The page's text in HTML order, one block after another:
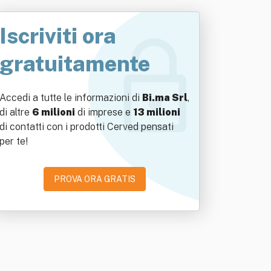
Iscriviti ora
gratuitamente
Accedi a tutte le informazioni di Bi.ma Srl,
di altre 6 milioni di imprese e 13 milioni
di contatti con i prodotti Cerved pensati
per te!
PROVA ORA GRATIS